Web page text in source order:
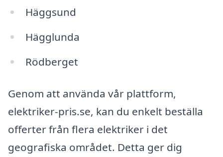
Häggsund
Hägglunda
Rödberget
Genom att använda vår plattform,
elektriker-pris.se, kan du enkelt beställa
offerter från flera elektriker i det
geografiska området. Detta ger dig